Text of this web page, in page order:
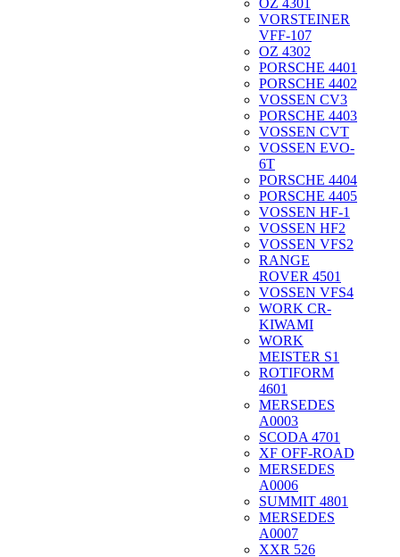
OZ 4301
VORSTEINER
VFF-107
OZ 4302
PORSCHE 4401
PORSCHE 4402
VOSSEN CV3
PORSCHE 4403
VOSSEN CVT
VOSSEN EVO-
6T
PORSCHE 4404
PORSCHE 4405
VOSSEN HF-1
VOSSEN HF2
VOSSEN VFS2
RANGE
ROVER 4501
VOSSEN VFS4
WORK CR-
KIWAMI
WORK
MEISTER S1
ROTIFORM
4601
MERSEDES
A0003
SCODA 4701
XF OFF-ROAD
MERSEDES
A0006
SUMMIT 4801
MERSEDES
A0007
XXR 526